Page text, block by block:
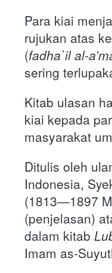
Para kiai
rujukan atas
(fadha`il al-
sering
Kitab ulasan
kiai kepada
masyarakat
Ditulis oleh
Indonesia,
(1813—1897
(penjelasan)
dalam kitab
Imam as-